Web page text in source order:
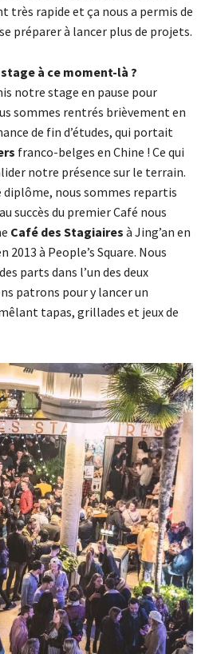
très rapide et ça nous a permis de
préparer à lancer plus de projets.
à ce moment-là ?
notre stage en pause pour
sommes rentrés brièvement en
de fin d’études, qui portait
franco-belges en Chine ! Ce qui
notre présence sur le terrain.
nous sommes repartis
succès du premier Café nous
Café des Stagiaires à Jing’an en
2013 à People’s Square. Nous
parts dans l’un des deux
patrons pour y lancer un
tapas, grillades et jeux de